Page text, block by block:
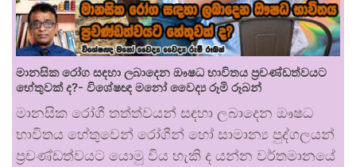
මානසික රෝග සඳහා ලබාදෙන ඖෂධ භාවිතය ප්‍රචණ්ඩත්වයට
හේතුවක් ද?- විශේෂඥ මනෝ වෛද්‍ය රූමි රූබන්
මානසික රෝගී තත්ත්වයන් සඳහා ලබාදෙන ඖෂධ
භාවිතය හේතුවෙන් රෝගීන් හෝ සාමාන්‍ය පුද්ගලයන්
ප්‍රචණ්ඩත්වයට යොමු විය හැකි ද යන්න වර්තමානයේ